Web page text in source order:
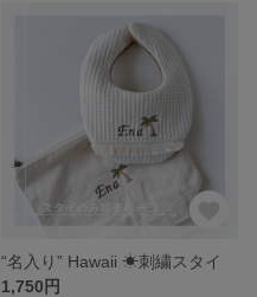
“名入り” Hawaii ☀︎刺繍スタイ
1,750円